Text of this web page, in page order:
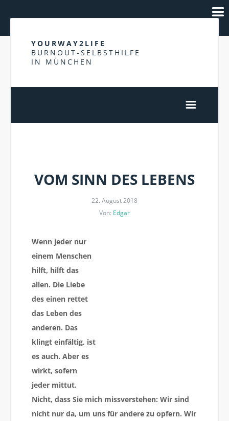
YOURWAY2LIFE
BURNOUT-SELBSTHILFE
IN MÜNCHEN
VOM SINN DES LEBENS
22. August 2018
Von: Edgar
Wenn jeder nur
einem Menschen
hilft, hilft das
allen. Die Liebe
des einen rettet
das Leben des
anderen. Das
klingt einfältig, ist
es auch. Aber es
wirkt, sofern
jeder mittut.
Nicht, dass Sie mich missverstehen: Wir sind
nicht nur da, um uns für andere zu opfern. Wir